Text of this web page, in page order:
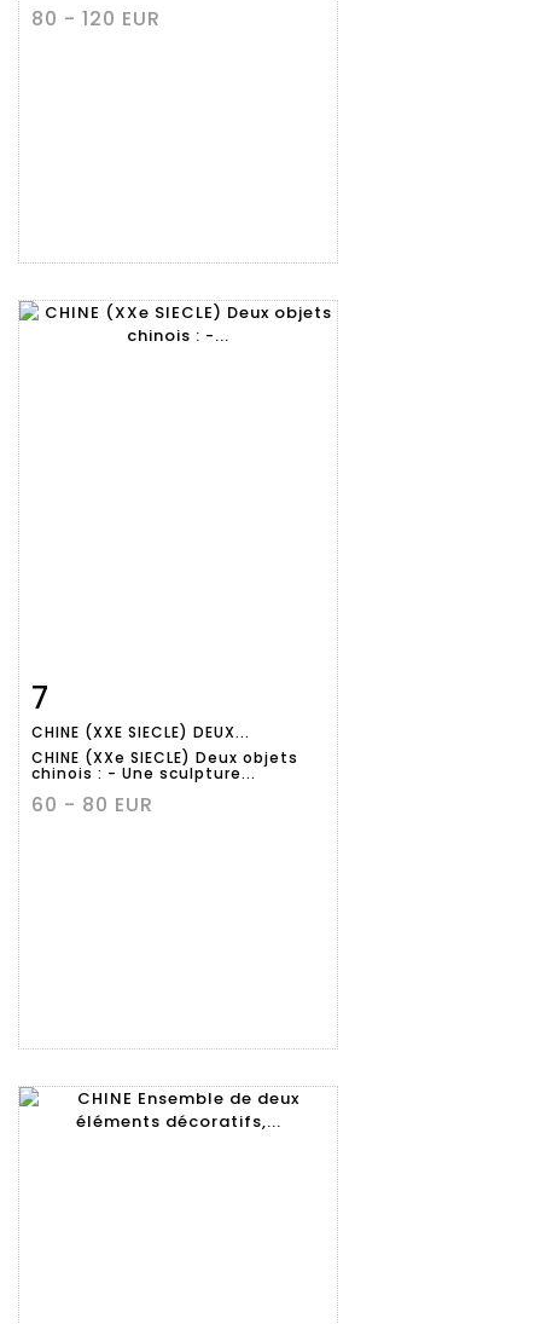
80 - 120 EUR
détaillée
7
CHINE (XXE SIECLE) DEUX...
CHINE (XXe SIECLE) Deux objets
chinois : - Une sculpture...
60 - 80 EUR